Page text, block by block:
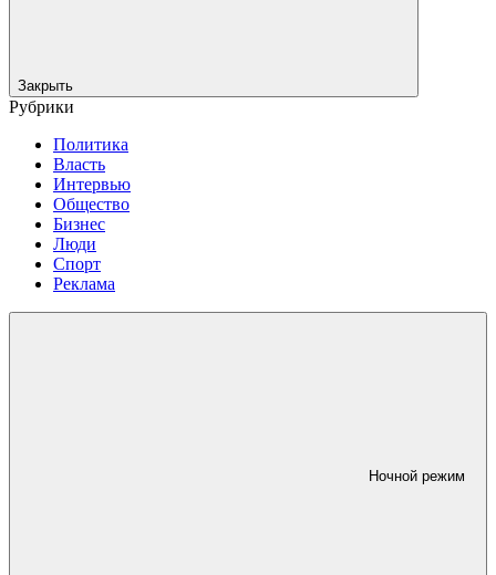
Закрыть
Рубрики
Политика
Власть
Интервью
Общество
Бизнес
Люди
Спорт
Реклама
Ночной режим